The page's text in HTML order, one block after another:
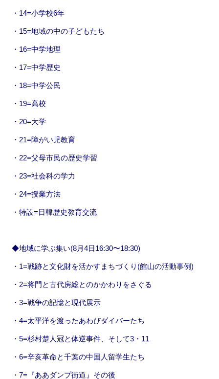
・14=小学校6年
・15=地域の中の子どもたち
・16=中学地理
・17=中学歴史
・18=中学公民
・19=高校
・20=大学
・21=障がい児教育
・22=父母市民の歴史学習
・23=社会科の学力
・24=授業方法
・特設=日韓歴史教育交流
◆地域に学ぶ集い(8月4日16:30〜18:30)
・1=戦跡と文化財を活かすまちづくり(館山の活動事例)
・2=将門と古代房総とのかかわりをさぐる
・3=戦争の記憶と現代展示
・4=太平洋を渡ったあわびダイバーたち
・5=杉村楚人冠と体逆事件、そして3・11
・6=辛亥革命と千葉の中国人留学生たち
・7=『ああダンプ街道』その後